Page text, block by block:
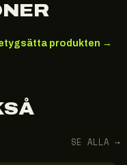
produkten →
SE ALLA →